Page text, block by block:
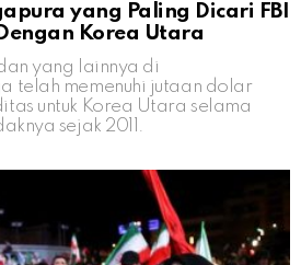
yang Paling Dicari FBI
Korea Utara
yang lainnya di
telah memenuhi jutaan dolar
untuk Korea Utara selama
sejak 2011.